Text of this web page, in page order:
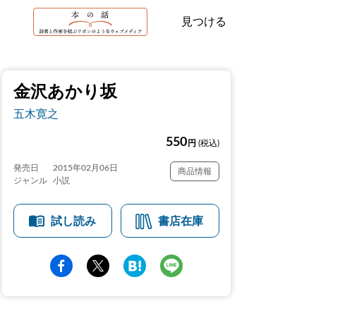
見つける
金沢あかり坂
五木寛之
550 円 (税込)
発売日
2015年02月06日
ジャンル
小説
商品情報
試し読み 書店在庫